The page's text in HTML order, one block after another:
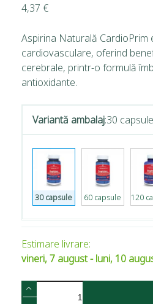
4,37 €
Aspirina Naturală
cardiovasculare, oferind
cerebrale, printr-o formulă
antioxidante.
Variantă ambalaj:30 capsule
30 capsule 60 capsule 120
Estimare livrare:
vineri, 7 august - luni, 10